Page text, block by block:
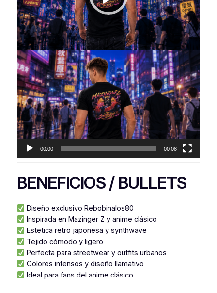
00:00 00:08
BENEFICIOS / BULLETS
Diseño exclusivo Rebobinalos80
Inspirada en Mazinger Z y anime clásico
Estética retro japonesa y synthwave
Tejido cómodo y ligero
Perfecta para streetwear y outfits urbanos
Colores intensos y diseño llamativo
Ideal para fans del anime clásico